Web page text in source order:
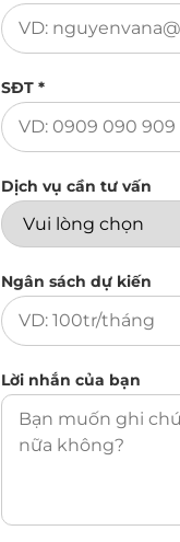
SĐT *
Dịch vụ cần tư vấn
Ngân sách dự kiến
Lời nhắn của bạn